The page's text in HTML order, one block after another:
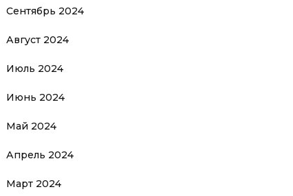
Сентябрь 2024
Август 2024
Июль 2024
Июнь 2024
Май 2024
Апрель 2024
Март 2024